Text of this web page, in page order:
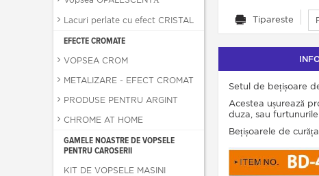
Lacuri perlate cu efect CRISTAL
EFECTE CROMATE
VOPSEA CROM
METALIZARE - EFECT CROMAT
PRODUSE PENTRU ARGINT
CHROME AT HOME
GAMELE NOASTRE DE VOPSELE
PENTRU CAROSERII
KIT DE VOPSELE MASINI
Tipareste
Setul de bețișoare
Acestea ușurează
duza, sau
Bețișoarele de